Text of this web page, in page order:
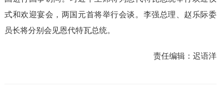
式和欢迎宴会，两国元首将举行会谈。李强总理、赵乐际委
员长将分别会见恩代特瓦总统。
责任编辑：迟语洋